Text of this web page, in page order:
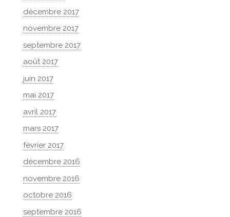
décembre 2017
novembre 2017
septembre 2017
août 2017
juin 2017
mai 2017
avril 2017
mars 2017
février 2017
décembre 2016
novembre 2016
octobre 2016
septembre 2016